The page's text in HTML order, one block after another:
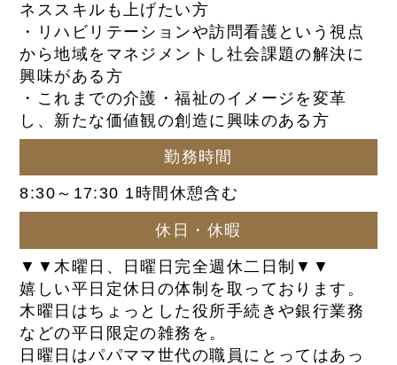
ネススキルも上げたい方
・リハビリテーションや訪問看護という視点
から地域をマネジメントし社会課題の解決に
興味がある方
・これまでの介護・福祉のイメージを変革
し、新たな価値観の創造に興味のある方
勤務時間
8:30～17:30 1時間休憩含む
休日・休暇
▼▼木曜日、日曜日完全週休二日制▼▼
嬉しい平日定休日の体制を取っております。
木曜日はちょっとした役所手続きや銀行業務
などの平日限定の雑務を。
日曜日はパパママ世代の職員にとってはあっ